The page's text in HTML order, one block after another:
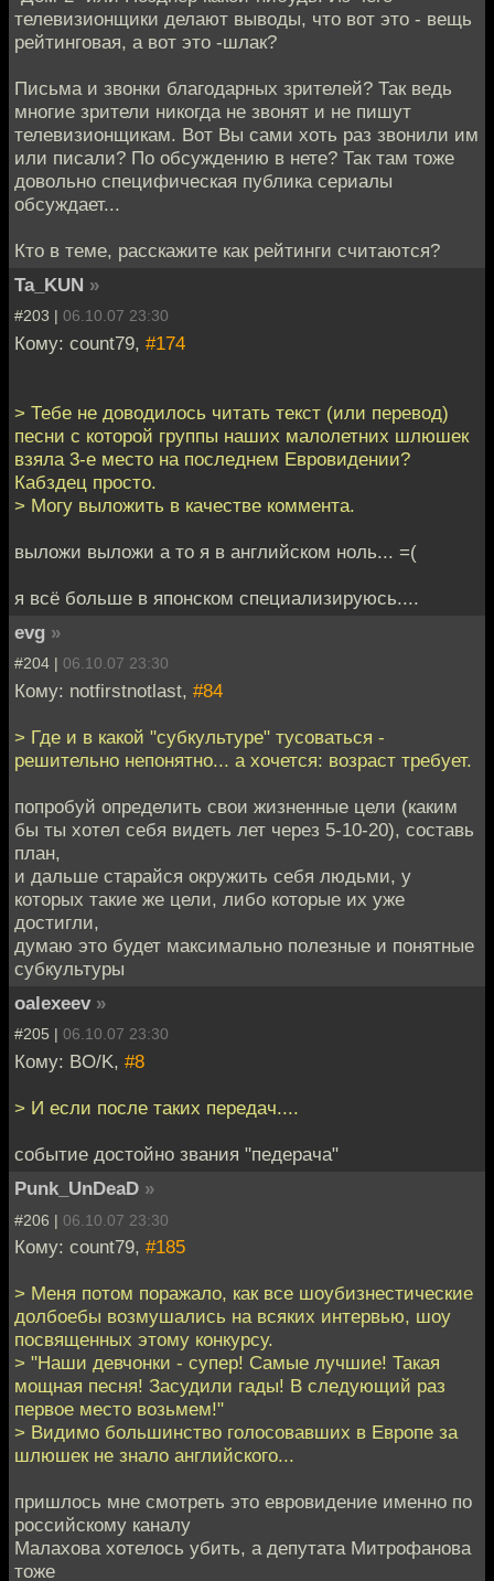
телевизионщики делают выводы, что вот это - вещь
рейтинговая, а вот это -шлак?
Письма и звонки благодарных зрителей? Так ведь
многие зрители никогда не звонят и не пишут
телевизионщикам. Вот Вы сами хоть раз звонили им
или писали? По обсуждению в нете? Так там тоже
довольно специфическая публика сериалы
обсуждает...
Кто в теме, расскажите как рейтинги считаются?
Ta_KUN »
#203 | 06.10.07 23:30
Кому: count79, #174
> Тебе не доводилось читать текст (или перевод)
песни с которой группы наших малолетних шлюшек
взяла 3-е место на последнем Евровидении?
Кабздец просто.
> Могу выложить в качестве коммента.
выложи выложи а то я в английском ноль... =(
я всё больше в японском специализируюсь....
evg »
#204 | 06.10.07 23:30
Кому: notfirstnotlast, #84
> Где и в какой "субкультуре" тусоваться -
решительно непонятно... а хочется: возраст требует.
попробуй определить свои жизненные цели (каким
бы ты хотел себя видеть лет через 5-10-20), составь
план,
и дальше старайся окружить себя людьми, у
которых такие же цели, либо которые их уже
достигли,
думаю это будет максимально полезные и понятные
субкультуры
oalexeev »
#205 | 06.10.07 23:30
Кому: BO/K, #8
> И если после таких передач....
событие достойно звания "педерача"
Punk_UnDeaD »
#206 | 06.10.07 23:30
Кому: count79, #185
> Меня потом поражало, как все шоубизнестические
долбоебы возмушались на всяких интервью, шоу
посвященных этому конкурсу.
> "Наши девчонки - супер! Самые лучшие! Такая
мощная песня! Засудили гады! В следующий раз
первое место возьмем!"
> Видимо большинство голосовавших в Европе за
шлюшек не знало английского...
пришлось мне смотреть это евровидение именно по
российскому каналу
Малахова хотелось убить, а депутата Митрофанова
тоже